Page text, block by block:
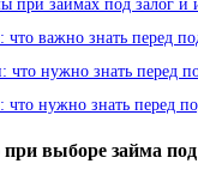
важно знать перед
нужно знать перед
нужно знать перед
выборе займа под